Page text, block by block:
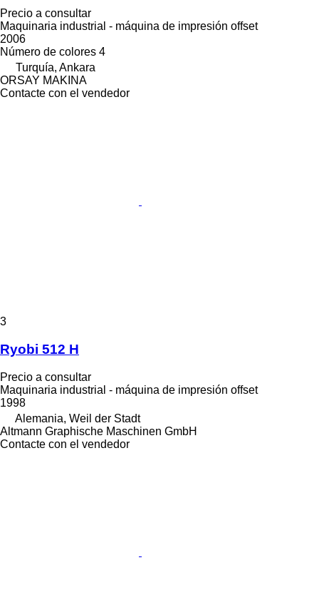
Precio a consultar
Maquinaria industrial - máquina de impresión offset
2006
Número de colores 4
Turquía, Ankara
ORSAY MAKINA
Contacte con el vendedor
3
Ryobi 512 H
Precio a consultar
Maquinaria industrial - máquina de impresión offset
1998
Alemania, Weil der Stadt
Altmann Graphische Maschinen GmbH
Contacte con el vendedor